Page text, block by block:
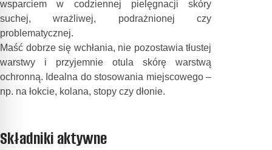
wsparciem w codziennej pielęgnacji skóry
suchej, wrażliwej, podrażnionej czy
problematycznej.
Maść dobrze się wchłania, nie pozostawia tłustej
warstwy i przyjemnie otula skórę warstwą
ochronną. Idealna do stosowania miejscowego –
np. na łokcie, kolana, stopy czy dłonie.
Składniki aktywne